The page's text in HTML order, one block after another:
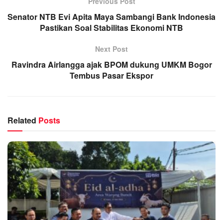
Senator NTB Evi Apita Maya Sambangi Bank Indonesia
Pastikan Soal Stabilitas Ekonomi NTB
Next Post
Ravindra Airlangga ajak BPOM dukung UMKM Bogor
Tembus Pasar Ekspor
Related Posts